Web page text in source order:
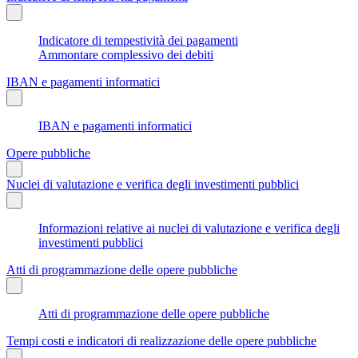
Indicatore di tempestività dei pagamenti
Ammontare complessivo dei debiti
IBAN e pagamenti informatici
IBAN e pagamenti informatici
Opere pubbliche
Nuclei di valutazione e verifica degli investimenti pubblici
Informazioni relative ai nuclei di valutazione e verifica degli
investimenti pubblici
Atti di programmazione delle opere pubbliche
Atti di programmazione delle opere pubbliche
Tempi costi e indicatori di realizzazione delle opere pubbliche